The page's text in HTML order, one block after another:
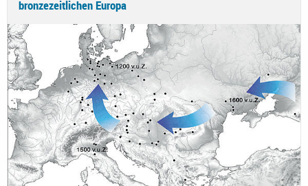
bronzezeitlichen Europa